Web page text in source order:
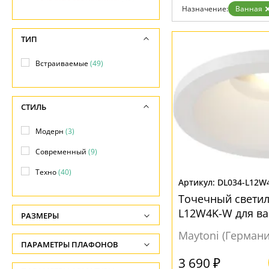
Возврат
Отзывы
Установка
Бренды
Назначение: Ванная
DL034-
Точечный
L12W4K-W для
Maytoni
3 690 ₽
ТИП
Встраиваемые(49)
СТИЛЬ
Модерн (3)
Современный (9)
Техно(40)
РАЗМЕРЫ
Высота, см
-
ПАРАМЕТРЫ ПЛАФОНОВ